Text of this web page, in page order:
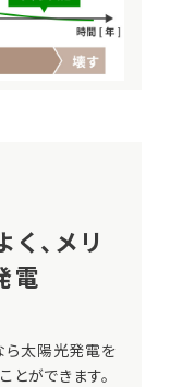
、メリ
電
太陽光発電を
とができます。